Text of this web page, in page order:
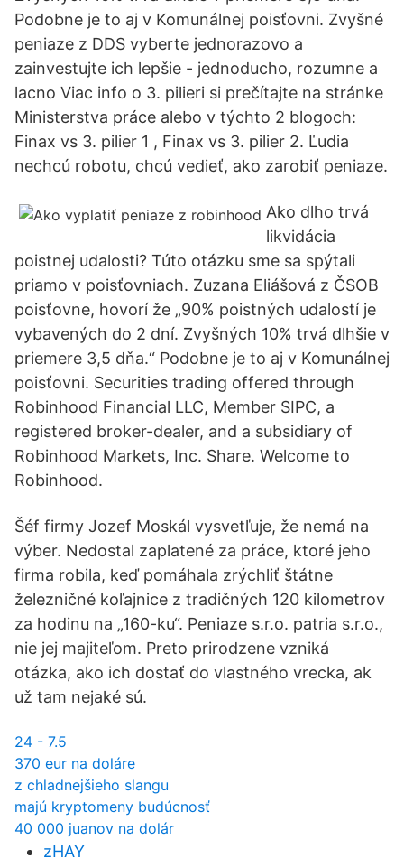
Podobne je to aj v Komunálnej poisťovni. Zvyšné
peniaze z DDS vyberte jednorazovo a
zainvestujte ich lepšie - jednoducho, rozumne a
lacno Viac info o 3. pilieri si prečítajte na stránke
Ministerstva práce alebo v týchto 2 blogoch:
Finax vs 3. pilier 1 , Finax vs 3. pilier 2. Ľudia
nechcú robotu, chcú vedieť, ako zarobiť peniaze.
Ako dlho trvá
likvidácia
poistnej udalosti? Túto otázku sme sa spýtali
priamo v poisťovniach. Zuzana Eliášová z ČSOB
poisťovne, hovorí že „90% poistných udalostí je
vybavených do 2 dní. Zvyšných 10% trvá dlhšie v
priemere 3,5 dňa.“ Podobne je to aj v Komunálnej
poisťovni. Securities trading offered through
Robinhood Financial LLC, Member SIPC, a
registered broker-dealer, and a subsidiary of
Robinhood Markets, Inc. Share. Welcome to
Robinhood.
Šéf firmy Jozef Moskál vysvetľuje, že nemá na
výber. Nedostal zaplatené za práce, ktoré jeho
firma robila, keď pomáhala zrýchliť štátne
železničné koľajnice z tradičných 120 kilometrov
za hodinu na „160-ku“. Peniaze s.r.o. patria s.r.o.,
nie jej majiteľom. Preto prirodzene vzniká
otázka, ako ich dostať do vlastného vrecka, ak
už tam nejaké sú.
24 - 7.5
370 eur na doláre
z chladnejšieho slangu
majú kryptomeny budúcnosť
40 000 juanov na dolár
zHAY